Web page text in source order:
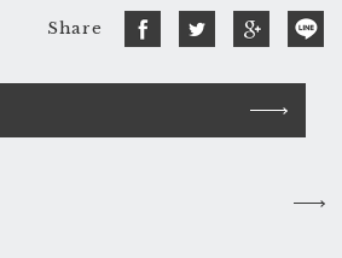
Share